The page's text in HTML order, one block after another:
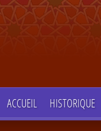
ACCUEIL HISTORIQUE